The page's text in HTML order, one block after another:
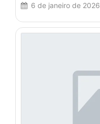
6 de janeiro de 2026